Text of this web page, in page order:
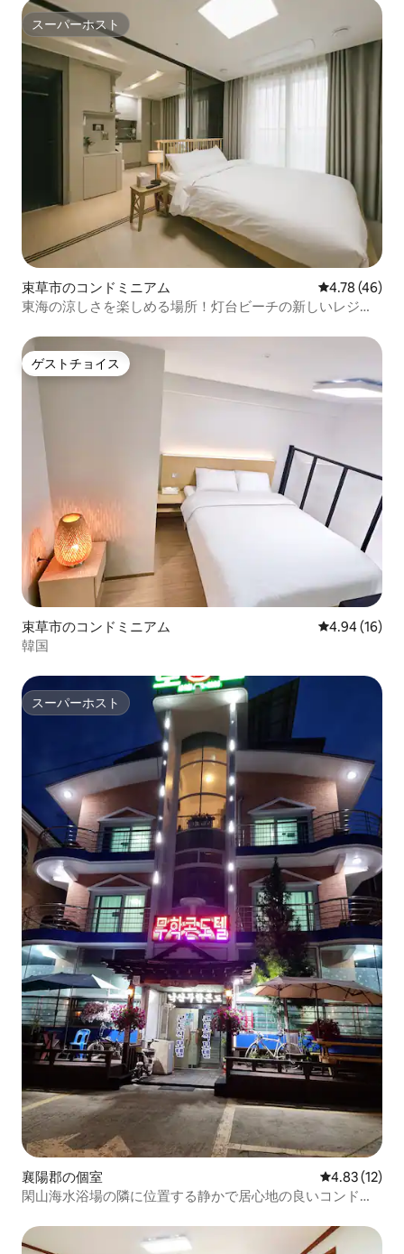
スーパーホスト
スーパーホスト
束草市のコンドミニアム レビュー46
4.78 (46)
東海の涼しさを楽しめる場所！灯台ビーチの新しいレジデ
ゲストチョイス
ゲストチョイス
束草市のコンドミニアム レビュー16
4.94 (16)
韓国
スーパーホスト
スーパーホスト
襄陽郡の個室 レビュー12
4.83 (12)
閑山海水浴場の隣に位置する静かで居心地の良いコンドテ